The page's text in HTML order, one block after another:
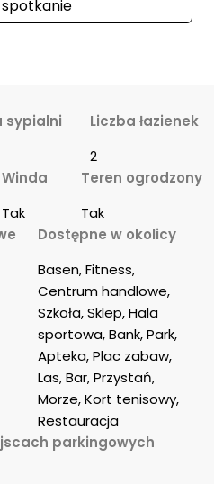
sypialni
Liczba łazienek
2
Winda
Tak
Teren ogrodzony
Tak
Dostępne w okolicy
Basen, Fitness,
Centrum handlowe,
Szkoła, Sklep, Hala
sportowa, Bank, Park,
Apteka, Plac zabaw,
Las, Bar, Przystań,
Morze, Kort tenisowy,
Restauracja
parkingowych